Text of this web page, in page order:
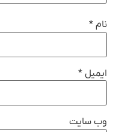
نام *
ایمیل *
وب‌ سایت